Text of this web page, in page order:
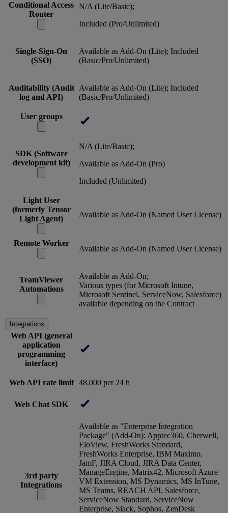
Conditional Access
Router
N/A (Lite/Basic);
Included (Pro/Unlimited)
Single-Sign-On
(SSO)
Available as Add-On (Lite); Included
(Basic/Pro/Unlimited)
Auditability (Audit
log and API)
Available as Add-On (Lite); Included
(Basic/Pro/Unlimited)
User groups
SDK (Software
development kit)
N/A (Lite/Basic);
Available as Add-On (Pro)
Included (Unlimited)
Light User
(formerly Tensor
Light Agent)
Available as Add-On (Named User License)
Remote Worker
Available as Add-On (Named User License)
TeamViewer
Automations
Available as Add-On;
Various types (for Microsoft Intune,
Microsoft Sentinel, ServiceNow, Salesforce)
available depending on the Contract
Integrations
Web API (general
application
programming
interface)
Web API rate limit 48.000 per 24 h
Web Chat SDK
3rd party
Integrations
Available as "Enterprise Integration
Package" (Add-On): Apptec360, Cherwell,
EloView, FreshWorks Standard,
FreshWorks Enterprise, IBM Maximo,
JamF, JIRA Cloud, JIRA Data Center,
ManageEngine, Matrix42, Microsoft Azure
VM Extension, MS Dynamics, MS InTune,
MS Teams, REACH API, Salesforce,
ServiceNow Standard, ServiceNow
Enterprise, Slack, Sophos, ZenDesk